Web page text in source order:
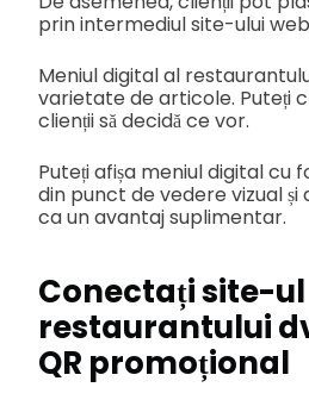
prin intermediul site-ului
Meniul digital al
varietate de articole. Puteți
clienții să decidă ce vor.
Puteți afișa meniul digital cu
din punct de vedere vizual și
ca un avantaj suplimentar.
Conectați site-ul
restaurantului
QR promoțional